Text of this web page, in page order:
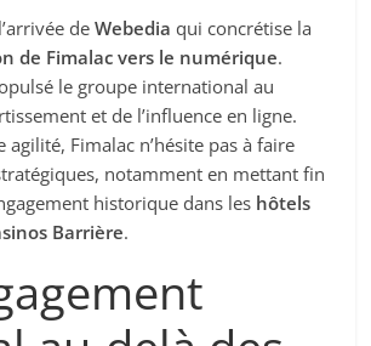
deWebedia qui concrétise la
de Fimalac vers le numérique.
le groupe international au
et de l’influence en ligne.
agilité, Fimalac n’hésite pas à faire
notamment en mettant fin
historique dans les hôtels
Barrière.